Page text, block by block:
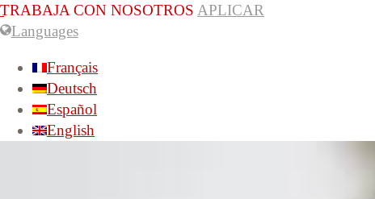
TRABAJA CON NOSOTROS APLICAR
Languages
Français
Deutsch
Español
English